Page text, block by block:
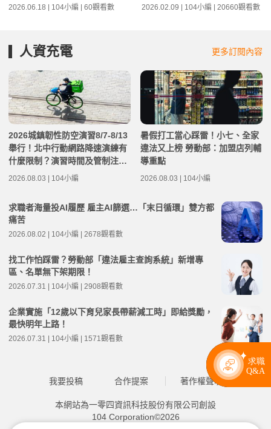
2026.06.18 | 104小編 | 60觀看數 2026.02.09 | 104小編 | 20660觀看數
人資充電 更多訂閱內容
2026城鎮韌性防空演習8/7-8/13
舉行！北中行動網路降速演練有
什麼限制？演習時間及管制注意
事項整理
2026.08.03 | 104小編
暑假打工當心踩雷！小七、全家
違法又上榜 勞動部：加盟店列輔
導重點
2026.08.03 | 104小編
求職者海量投AI履歷 雇主AI篩選…「末日循環」雙方都
痛苦
2026.08.02 | 104小編 | 2678觀看數
找工作怕踩雷？勞動部「違法雇主查詢系統」新增專
區、名單無下架期限！
2026.07.31 | 104小編 | 2908觀看數
企業實施「12歲以下育兒家長帶薪減工時」即給獎勵，
最快明年上路！
2026.07.31 | 104小編 | 1571觀看數
我要投稿 合作提案 著作權聲明
本網站為一零四資訊科技股份有限公司創設
104 Corporation©2026